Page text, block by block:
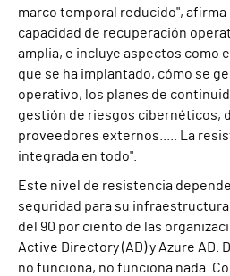
marco temporal reducido", afirma
capacidad de recuperación
amplia, e incluye aspectos como
que se ha implantado, cómo se
operativo, los planes de
gestión de riesgos cibernéticos,
proveedores externos..... La
integrada en todo".
Este nivel de resistencia
seguridad para su
del 90 por ciento de las
Active Directory (AD) y Azure AD.
no funciona, no funciona nada.